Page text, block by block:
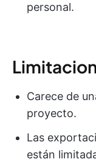
personal.
Carece de
proyecto.
Las
están